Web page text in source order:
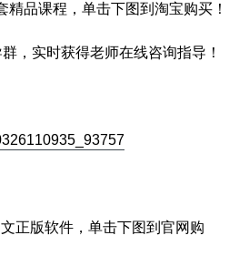
精品课程，单击下图到淘宝购买！
，实时获得老师在线咨询指导！
正版软件，单击下图到官网购